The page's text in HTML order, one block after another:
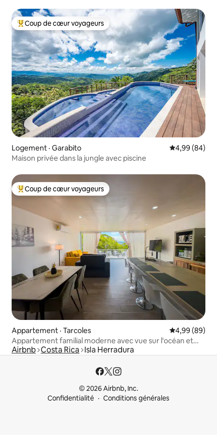
Coup de cœur voyageurs parmi les plus aimés
Coup de cœur voyageurs
Logement · Garabito Note
4,99 (84)
Maison privée dans la jungle avec piscine
Coup de cœur voyageurs parmi les plus aimés
Coup de cœur voyageurs
Appartement · Tarcoles Note
4,99 (89)
Appartement familial moderne avec vue sur l'océan et
piscine privée
Airbnb Costa Rica Isla Herradura
© 2026 Airbnb, Inc.
Confidentialité
Conditions générales